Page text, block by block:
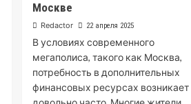
когда
это
реально
Москве
Redactor 22 апреля 2025
В условиях современного
мегаполиса, такого как Москва,
потребность в дополнительных
финансовых ресурсах возникает